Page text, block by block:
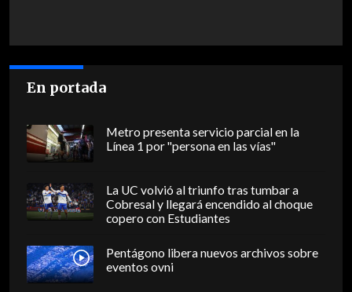
En portada
Metro presenta servicio parcial en la
Línea 1 por "persona en las vías"
La UC volvió al triunfo tras tumbar a
Cobresal y llegará encendido al choque
copero con Estudiantes
Pentágono libera nuevos archivos sobre
eventos ovni